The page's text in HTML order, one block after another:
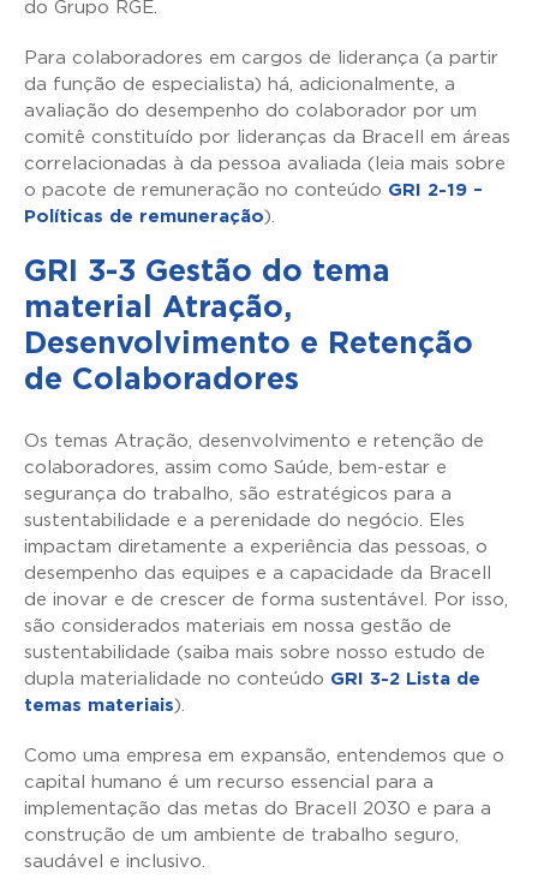
do Grupo RGE.
Para colaboradores em cargos de liderança (a partir
da função de especialista) há, adicionalmente, a
avaliação do desempenho do colaborador por um
comitê constituído por lideranças da Bracell em áreas
correlacionadas à da pessoa avaliada (leia mais sobre
o pacote de remuneração no conteúdo GRI 2-19 –
Políticas de remuneração).
GRI 3-3 Gestão do tema
material Atração,
Desenvolvimento e Retenção
de Colaboradores
Os temas Atração, desenvolvimento e retenção de
colaboradores, assim como Saúde, bem-estar e
segurança do trabalho, são estratégicos para a
sustentabilidade e a perenidade do negócio. Eles
impactam diretamente a experiência das pessoas, o
desempenho das equipes e a capacidade da Bracell
de inovar e de crescer de forma sustentável. Por isso,
são considerados materiais em nossa gestão de
sustentabilidade (saiba mais sobre nosso estudo de
dupla materialidade no conteúdo GRI 3-2 Lista de
temas materiais).
Como uma empresa em expansão, entendemos que o
capital humano é um recurso essencial para a
implementação das metas do Bracell 2030 e para a
construção de um ambiente de trabalho seguro,
saudável e inclusivo.